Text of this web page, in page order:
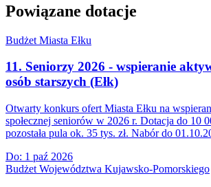
Powiązane dotacje
Budżet Miasta Ełku
11. Seniorzy 2026 - wspieranie
osób starszych (Ełk)
Otwarty konkurs ofert Miasta Ełku na
społecznej seniorów w 2026 r. Dotacja do 10
pozostała pula ok. 35 tys. zł. Nabór do
Do: 1 paź 2026
Budżet Województwa Kujawsko-Pomorskiego